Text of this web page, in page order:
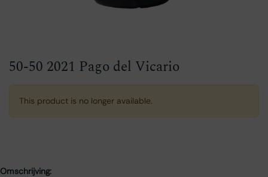
50-50 2021 Pago del Vicario
This product is no longer available.
Omschrijving: